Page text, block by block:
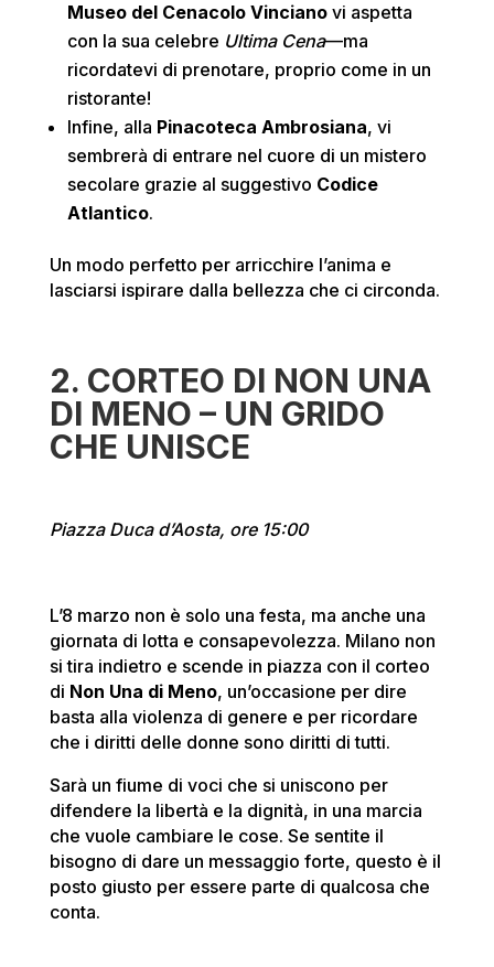
Museo del Cenacolo Vincianovi aspetta
con la sua celebre Ultima Cena—ma
ricordatevi di prenotare, proprio come in un
ristorante!
Infine, alla Pinacoteca Ambrosiana, vi
sembrerà di entrare nel cuore di un mistero
secolare grazie al suggestivo Codice
Atlantico.
Un modo perfetto per arricchire l’anima e
lasciarsi ispirare dalla bellezza che ci circonda.
2. CORTEO DI NON UNA
DI MENO – UN GRIDO
CHE UNISCE
Piazza Duca d’Aosta, ore 15:00
L’8 marzo non è solo una festa, ma anche una
giornata di lotta e consapevolezza. Milano non
si tira indietro e scende in piazza con il corteo
di Non Una di Meno, un’occasione per dire
basta alla violenza di genere e per ricordare
che i diritti delle donne sono diritti di tutti.
Sarà un fiume di voci che si uniscono per
difendere la libertà e la dignità, in una marcia
che vuole cambiare le cose. Se sentite il
bisogno di dare un messaggio forte, questo è il
posto giusto per essere parte di qualcosa che
conta.